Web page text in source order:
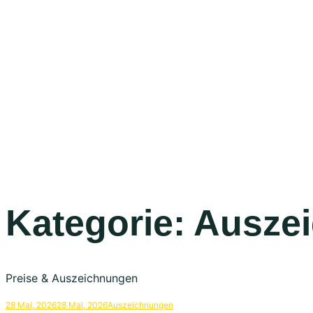
Kategorie:
Preise & Auszeichnungen
28 Mai, 202628 Mai, 2026Auszeichnungen